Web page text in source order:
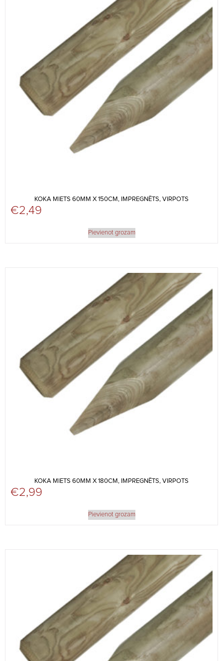
KOKA MIETS 60MM X 150CM, IMPREGNĒTS, VIRPOTS
€2,49
Pievienot grozam
KOKA MIETS 60MM X 180CM, IMPREGNĒTS, VIRPOTS
€2,99
Pievienot grozam